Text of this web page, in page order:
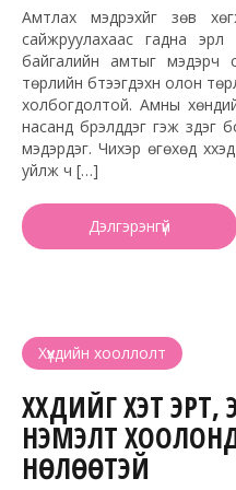
Амтлах мэдрэхүйг зөв
сайжруулахаас гадна эрүүл
байгалийн амтыг мэдэрч
төрлийн бүтээгдэхүүн олон
холбогдолтой. Амны
насанд бүрэлддэг гэж үздэг
мэдэрдэг. Чихэр өгөхөд
уйлж ч […]
Дэлгэрэнгүй
Хүүхдийн хооллолт
ХҮҮХДИЙГ ХЭТ
НЭМЭЛТ
НӨЛӨӨТЭЙ